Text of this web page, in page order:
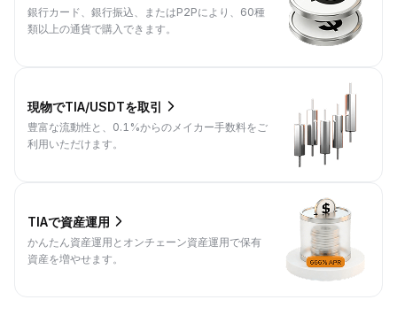
銀行カード、銀行振込、またはP2Pにより、60種
類以上の通貨で購入できます。
現物でTIA/USDTを取引
豊富な流動性と、0.1%からのメイカー手数料をご
利用いただけます。
TIAで資産運用
かんたん資産運用とオンチェーン資産運用で保有
資産を増やせます。